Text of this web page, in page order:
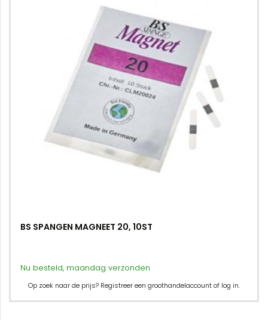
BS SPANGEN MAGNEET 20, 10ST
Nu besteld, maandag verzonden
Op zoek naar de prijs? Registreer een groothandelaccount of log in.